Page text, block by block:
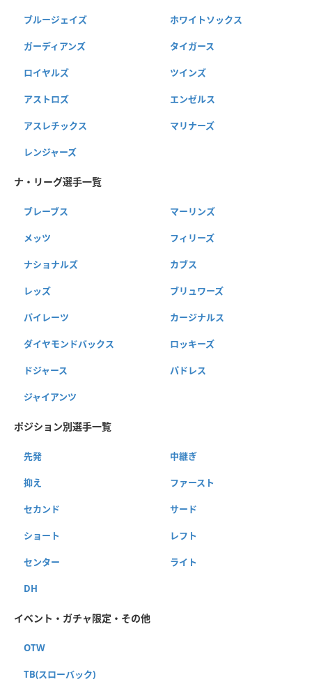
ブルージェイズ ホワイトソックス
ガーディアンズ タイガース
ロイヤルズ ツインズ
アストロズ エンゼルス
アスレチックス マリナーズ
レンジャーズ
ナ・リーグ選手一覧
ブレーブス マーリンズ
メッツ フィリーズ
ナショナルズ カブス
レッズ ブリュワーズ
パイレーツ カージナルス
ダイヤモンドバックス ロッキーズ
ドジャース パドレス
ジャイアンツ
ポジション別選手一覧
先発 中継ぎ
抑え ファースト
セカンド サード
ショート レフト
センター ライト
DH
イベント・ガチャ限定・その他
OTW
TB(スローバック)